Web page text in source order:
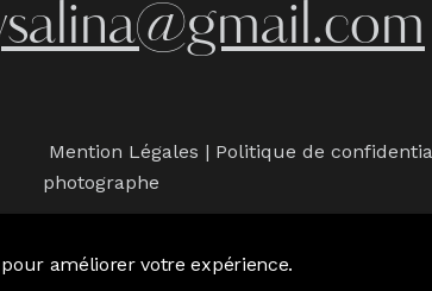
améliorer votre expérience.
Mention Légales | Politique de
photographe